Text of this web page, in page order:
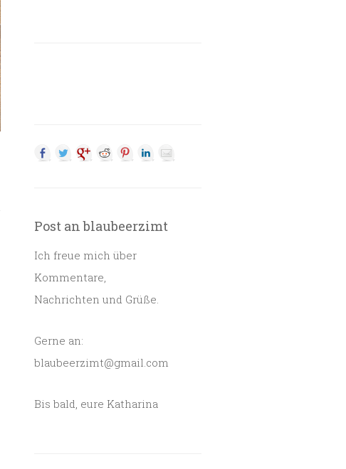
Post an blaubeerzimt
Ich freue mich über
Kommentare,
Nachrichten und Grüße.
Gerne an:
blaubeerzimt@gmail.com
Bis bald, eure Katharina